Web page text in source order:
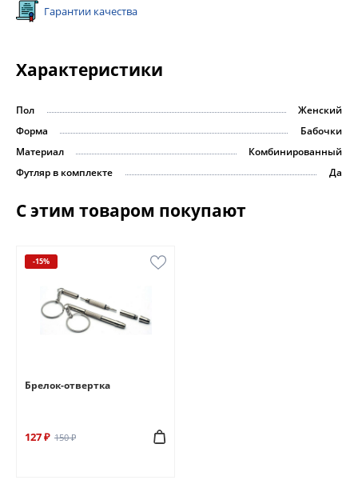
Гарантии качества
Характеристики
Пол
Женский
Форма
Бабочки
Материал
Комбинированный
Футляр в комплекте
Да
С этим товаром покупают
-15%
Брелок-отвертка
127 ₽ 150 ₽